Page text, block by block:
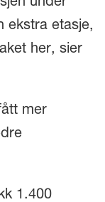
under
ekstra etasje,
her, sier
mer
1.400